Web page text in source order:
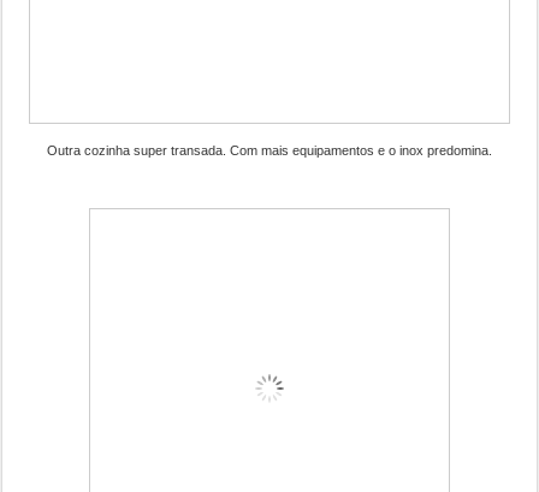
Outra cozinha super transada. Com mais equipamentos e o inox predomina.